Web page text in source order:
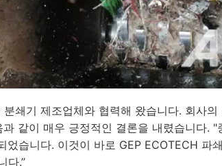
쇄기 제조업체와 협력해 왔습니다. 회사
같이 매우 긍정적인 결론을 내렸습니다
습니다. 이것이 바로 GEP ECOTECH
다.”